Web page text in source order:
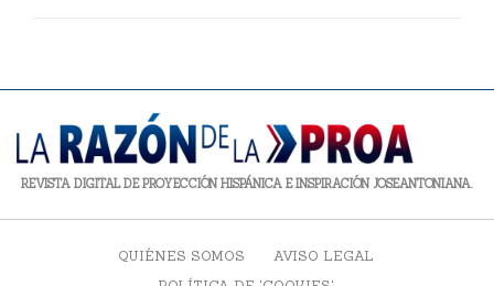
REVISTA DIGITAL DE PROYECCIÓN HISPÁNICA E INSPIRACIÓN JOSEANTONIANA.
QUIÉNES SOMOS
AVISO LEGAL